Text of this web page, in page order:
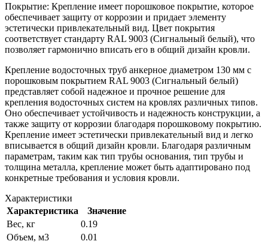
Покрытие: Крепление имеет порошковое покрытие, которое
обеспечивает защиту от коррозии и придает элементу
эстетически привлекательный вид. Цвет покрытия
соответствует стандарту RAL 9003 (Сигнальный белый), что
позволяет гармонично вписать его в общий дизайн кровли.
Крепление водосточных труб анкерное диаметром 130 мм с
порошковым покрытием RAL 9003 (Сигнальный белый)
представляет собой надежное и прочное решение для
крепления водосточных систем на кровлях различных типов.
Оно обеспечивает устойчивость и надежность конструкции, а
также защиту от коррозии благодаря порошковому покрытию.
Крепление имеет эстетически привлекательный вид и легко
вписывается в общий дизайн кровли. Благодаря различным
параметрам, таким как тип трубы основания, тип трубы и
толщина металла, крепление может быть адаптировано под
конкретные требования и условия кровли.
Характеристики
Характеристика
Значение
Вес, кг
0.19
Объем, м3
0.01